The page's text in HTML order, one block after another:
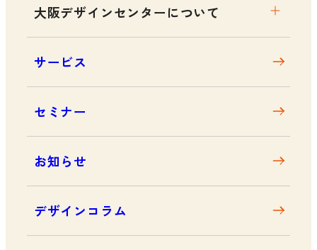
大阪デザインセンターについて
デザイン経営とは
サービス
セミナー
お知らせ
デザインコラム